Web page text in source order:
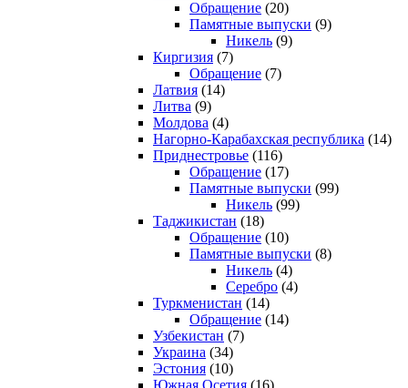
Обращение (20)
Памятные выпуски (9)
Никель (9)
Киргизия (7)
Обращение (7)
Латвия (14)
Литва (9)
Молдова (4)
Нагорно-Карабахская республика (14)
Приднестровье (116)
Обращение (17)
Памятные выпуски (99)
Никель (99)
Таджикистан (18)
Обращение (10)
Памятные выпуски (8)
Никель (4)
Серебро (4)
Туркменистан (14)
Обращение (14)
Узбекистан (7)
Украина (34)
Эстония (10)
Южная Осетия (16)